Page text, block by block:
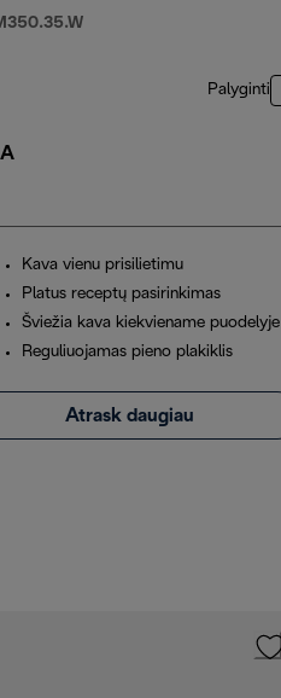
Palyginti
Kava vienu prisilietimu
Platus receptų pasirinkimas
Šviežia kava kiekviename puodelyje
Reguliuojamas pieno plakiklis
Atrask daugiau